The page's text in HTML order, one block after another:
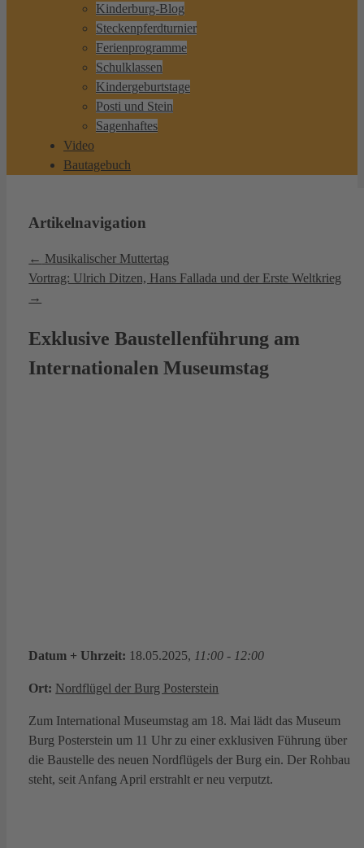
Kinderburg-Blog
Steckenpferdturnier
Ferienprogramme
Schulklassen
Kindergeburtstage
Posti und Stein
Sagenhaftes
Video
Bautagebuch
Artikelnavigation
← Musikalischer Muttertag
Vortrag: Ulrich Ditzen, Hans Fallada und der Erste Weltkrieg
→
Exklusive Baustellenführung am
Internationalen Museumstag
Datum + Uhrzeit: 18.05.2025, 11:00 - 12:00
Ort: Nordflügel der Burg Posterstein
Zum International Museumstag am 18. Mai lädt das Museum
Burg Posterstein um 11 Uhr zu einer exklusiven Führung über
die Baustelle des neuen Nordflügels der Burg ein. Der Rohbau
steht, seit Anfang April erstrahlt er neu verputzt.